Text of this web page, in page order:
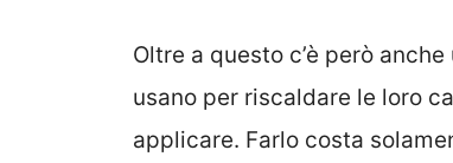
Oltre a questo c’è però
usano per riscaldare le loro
applicare. Farlo costa